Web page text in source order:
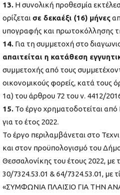
13. Η συνολική προθεσμία
ορίζεται σε δεκαέξι (16) μήνες
υπογραφής και πρωτοκόλλησης
14. Για τη συμμετοχή στο
απαιτείται η κατάθεση
συμμετοχής από τους
οικονομικούς φορείς, κατά τους
1α) του άρθρου 72 του ν. 4412/
15. Το έργο χρηματοδοτείται
για το έτος 2022.
Το έργο περιλαμβάνεται στο
και στον προϋπολογισμό του
Θεσσαλονίκης του έτους 2022, με
30/7324.53.01 & 64/7324.53.01, με
«ΣΥΜΦΩΝΙΑ ΠΛΑΙΣΙΟ ΓΙΑ ΤΗΝ